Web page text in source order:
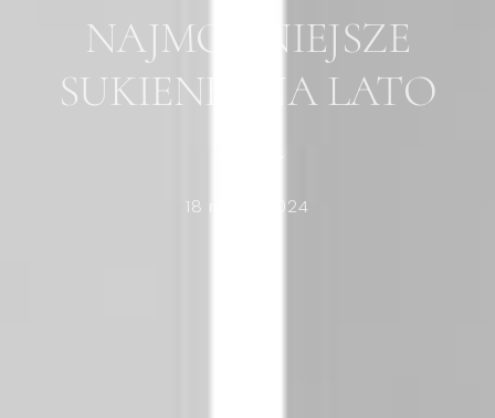
NAJMODNIEJSZE
SUKIENKI NA LATO
18 maja, 2024